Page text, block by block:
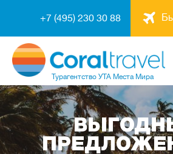
+7 (495) 230 30 88
Турагентство УТА Места Мира